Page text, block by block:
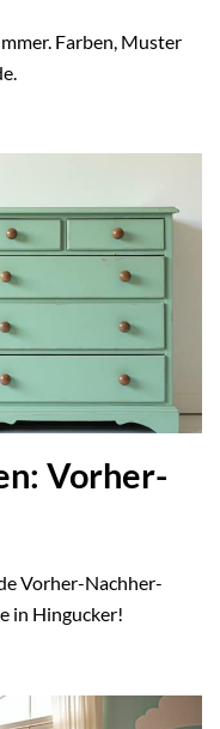
Farben, Muster
Vorher-
Vorher-Nachher-
in Hingucker!